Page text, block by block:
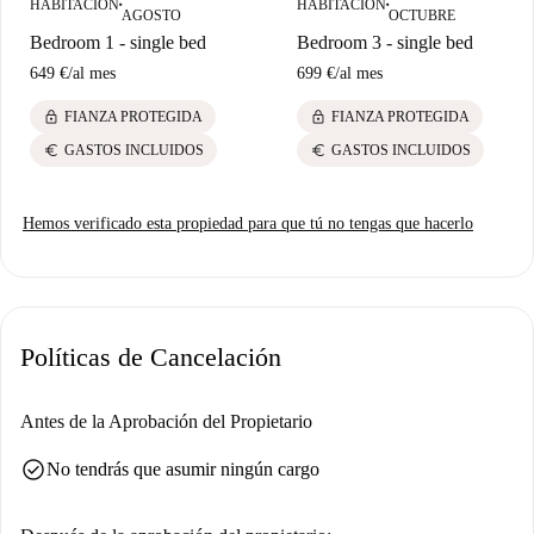
HABITACIÓN■
AGOSTO
Bedroom 1 - single bed
649 €/al mes
lock FIANZA PROTEGIDA
euro GASTOS INCLUIDOS
HABITACIÓN■
OCTUBRE
Bedroom 3 - single bed
699 €/al mes
lock FIANZA PROTEGIDA
euro GASTOS INCLUIDOS
Hemos verificado esta propiedad para que tú no tengas que hacerlo
Políticas de Cancelación
Antes de la Aprobación del Propietario
check_circleNo tendrás que asumir ningún cargo